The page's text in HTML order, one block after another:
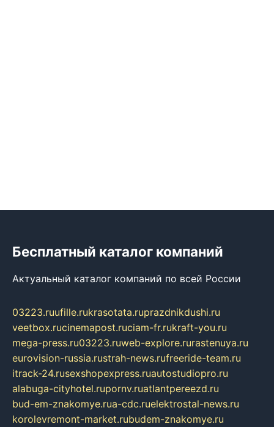
Бесплатный каталог компаний
Актуальный каталог компаний по всей России
03223.ruufille.rukrasotata.ruprazdnikdushi.ru
veetbox.rucinemapost.ruciam-fr.rukraft-you.ru
mega-press.ru03223.ruweb-explore.rurastenuya.ru
eurovision-russia.rustrah-news.rufreeride-team.ru
itrack-24.rusexshopexpress.ruautostudiopro.ru
alabuga-cityhotel.rupornv.ruatlantpereezd.ru
bud-em-znakomye.rua-cdc.ruelektrostal-news.ru
korolevremont-market.rubudem-znakomye.ru